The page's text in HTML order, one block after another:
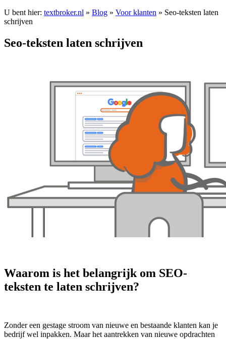
U bent hier: textbroker.nl » Blog » Voor klanten » Seo-teksten laten
schrijven
Seo-teksten laten schrijven
Waarom is het belangrijk om SEO-
teksten te laten schrijven?
Zonder een gestage stroom van nieuwe en bestaande klanten kan je
bedrijf wel inpakken. Maar het aantrekken van nieuwe opdrachten